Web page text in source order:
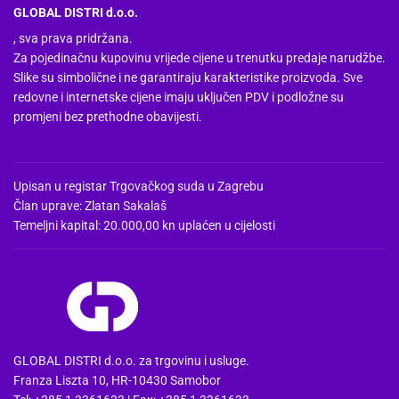
GLOBAL DISTRI d.o.o.
, sva prava pridržana.
Za pojedinačnu kupovinu vrijede cijene u trenutku predaje narudžbe.
Slike su simbolične i ne garantiraju karakteristike proizvoda. Sve
redovne i internetske cijene imaju uključen PDV i podložne su
promjeni bez prethodne obavijesti.
Upisan u registar Trgovačkog suda u Zagrebu
Član uprave: Zlatan Sakalaš
Temeljni kapital: 20.000,00 kn uplaćen u cijelosti
GLOBAL DISTRI d.o.o. za trgovinu i usluge.
Franza Liszta 10, HR-10430 Samobor